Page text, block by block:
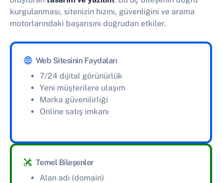
kurgulanması, sitenizin hızını, güvenliğini ve arama
motorlarındaki başarısını doğrudan etkiler.
Web Sitesinin Faydaları
7/24 dijital görünürlük
Yeni müşterilere ulaşım
Marka güvenilirliği
Online satış imkanı
Temel Bileşenler
Alan adı (domain)